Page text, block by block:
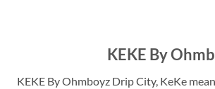
KEKE By
KEKE By Ohmboyz Drip City, KeKe